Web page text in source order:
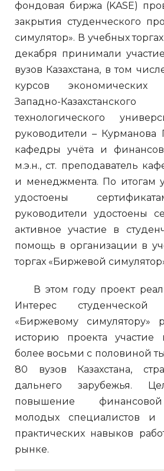
фондовая биржа (KASE)
закрытия студенческого
симулятор». В учебных
декабря принимали
вузов Казахстана, в том
курсов экономических
Западно-
технологического
руководители – Курманова
кафедры учёта и
м.э.н., ст. преподаватель
и менеджмента. По итогам
удостоены
руководители удостоены
активное участие в
помощь в организации в
торгах «Биржевой
В этом году проект
Интерес
«Биржевому симулятору»
историю проекта
более восьми с половиной
80 вузов Казахстана,
дальнего зарубежья.
повышение
молодых специалистов и
практических навыков
рынке.